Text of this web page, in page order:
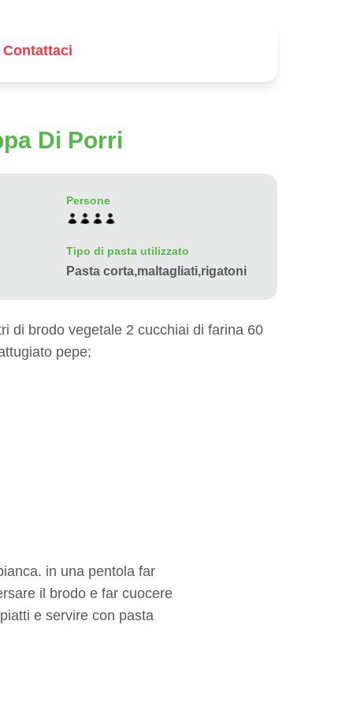
Contattaci
Di Porri
Persone
Tipo di pasta utilizzato
Pasta corta,maltagliati,rigatoni
di brodo vegetale 2 cucchiai di farina 60
pepe;
in una pentola far
il brodo e far cuocere
e servire con pasta